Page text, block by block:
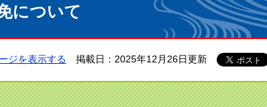
について
ジを表示する 掲載日：2025年12月26日更新